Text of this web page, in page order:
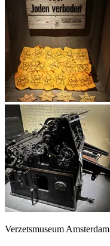
Verzetsmuseum Amsterdam